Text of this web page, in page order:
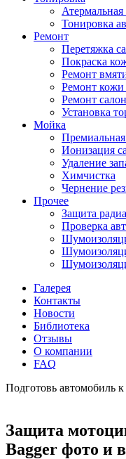
Тонировка
Ремонт
Перетяжка
Покраска
Ремонт
Ремонт кожи
Ремонт
Установка
Мойка
Ионизация
Удаление
Химчистка
Чернение
Прочее
Защита
Проверка
Галерея
Контакты
Новости
Библиотека
Отзывы
О компании
FAQ
Подготовь автомобиль
Защита
Bagger фото и